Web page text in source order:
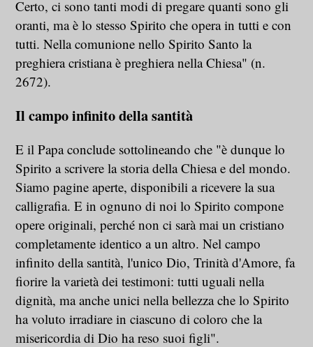
Certo, ci sono tanti modi di pregare quanti sono gli
oranti, ma è lo stesso Spirito che opera in tutti e con
tutti. Nella comunione nello Spirito Santo la
preghiera cristiana è preghiera nella Chiesa" (n.
2672).
Il campo infinito della santità
E il Papa conclude sottolineando che "è dunque lo
Spirito a scrivere la storia della Chiesa e del mondo.
Siamo pagine aperte, disponibili a ricevere la sua
calligrafia. E in ognuno di noi lo Spirito compone
opere originali, perché non ci sarà mai un cristiano
completamente identico a un altro. Nel campo
infinito della santità, l'unico Dio, Trinità d'Amore, fa
fiorire la varietà dei testimoni: tutti uguali nella
dignità, ma anche unici nella bellezza che lo Spirito
ha voluto irradiare in ciascuno di coloro che la
misericordia di Dio ha reso suoi figli".